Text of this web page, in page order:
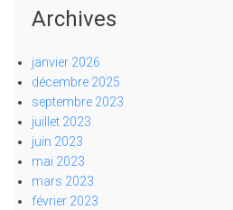
Archives
janvier 2026
décembre 2025
septembre 2023
juillet 2023
juin 2023
mai 2023
mars 2023
février 2023